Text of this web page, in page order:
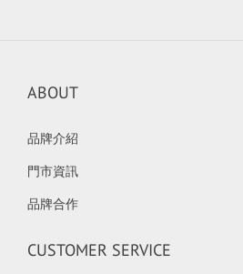
ABOUT
品牌介紹
門市資訊
品牌合作
CUSTOMER SERVICE